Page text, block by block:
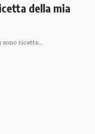
della mia
sono ricette…